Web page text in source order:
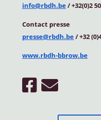
info@rbdh.be/ +32(0)2
Contact presse
presse@rbdh.be/ +32
www.rbdh-bbrow.be